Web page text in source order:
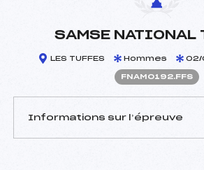
SAMSE NATIONAL
LES TUFFES Hommes 02/
FNAM0192.FFS
Informations sur l’épreuve